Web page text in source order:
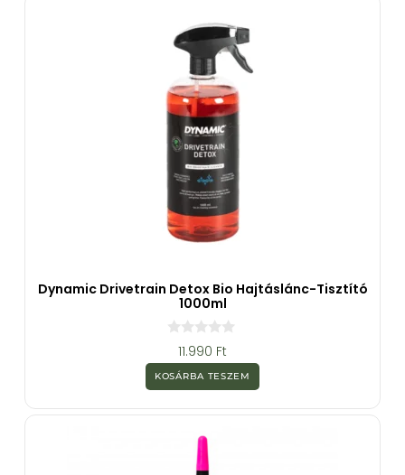
Dynamic Drivetrain Detox Bio Hajtáslánc-Tisztító
1000ml
z
5
b
11.990 Ft
KOSÁRBA TESZEM